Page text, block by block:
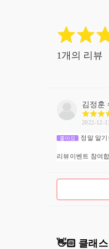
1개의 리뷰
김정훈
2022-12-
좋아요 정말 알
리뷰이벤트 참여
👋🏻 클래